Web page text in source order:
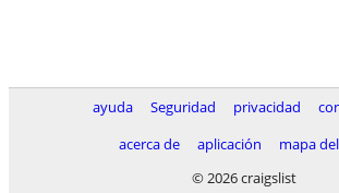
ayuda Seguridad privacidad
acerca de
aplicación
mapa
© 2026 craigslist